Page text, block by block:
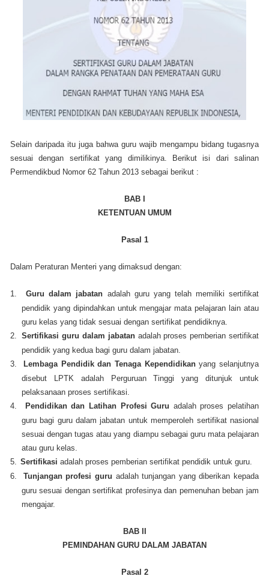
Selain daripada itu juga bahwa guru wajib mengampu bidang tugasnya
sesuai dengan sertifikat yang dimilikinya. Berikut isi dari salinan
Permendikbud Nomor 62 Tahun 2013 sebagai berikut :
BAB I
KETENTUAN UMUM
Pasal 1
Dalam Peraturan Menteri yang dimaksud dengan:
1. Guru dalam jabatan adalah guru yang telah memiliki sertifikat
pendidik yang dipindahkan untuk mengajar mata pelajaran lain atau
guru kelas yang tidak sesuai dengan sertifikat pendidiknya.
2.
Sertifikasi guru dalam jabatan adalah proses pemberian sertifikat
pendidik yang kedua bagi guru dalam jabatan.
3.
Lembaga Pendidik dan Tenaga Kependidikanyang selanjutnya
disebut LPTK adalah Perguruan Tinggi yang ditunjuk untuk
pelaksanaan proses sertifikasi.
4.
Pendidikan dan Latihan Profesi Guru adalah proses pelatihan
guru bagi guru dalam jabatan untuk memperoleh sertifikat nasional
sesuai dengan tugas atau yang diampu sebagai guru mata pelajaran
atau guru kelas.
5. Sertifikasi adalah proses pemberian sertifikat pendidik untuk guru.
6.
Tunjangan profesi guru adalah tunjangan yang diberikan kepada
guru sesuai dengan sertifikat profesinya dan pemenuhan beban jam
mengajar.
BAB II
PEMINDAHAN GURU DALAM JABATAN
Pasal 2